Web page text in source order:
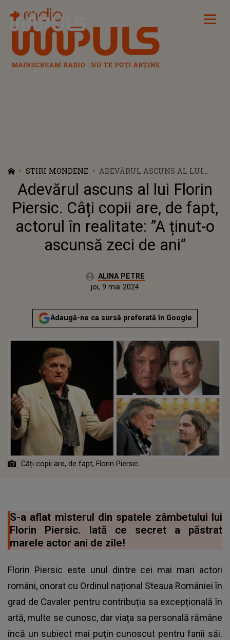
Radio Impuls
STIRI MONDENE
ADEVĂRUL ASCUNS AL LUI
FLORIN PIERSIC. CÂȚI COPII
ARE, DE FAPT, ACTORUL ÎN
REALITATE: ”A ȚINUT-O
ASCUNSĂ ZECI DE ANI”
Adevărul ascuns al lui Florin
Piersic. Câți copii are, de fapt,
actorul în realitate: ”A ținut-o
ascunsă zeci de ani”
Autor:ALINA PETRE
Actualizat:
joi, 9 mai 2024
Adaugă-ne ca sursă preferată în Google
Câți copii are, de fapt, Florin Piersic
S-a aflat misterul din spatele zâmbetului lui
Florin Piersic. Iată ce secret a păstrat
marele actor ani de zile!
Florin Piersic este unul dintre cei mai mari actori
români, onorat cu Ordinul național Steaua României în
grad de Cavaler pentru contribuția sa excepțională în
artă, multe se cunosc, dar viața sa personală rămâne
încă un subiect mai puțin cunoscut pentru fanii săi.